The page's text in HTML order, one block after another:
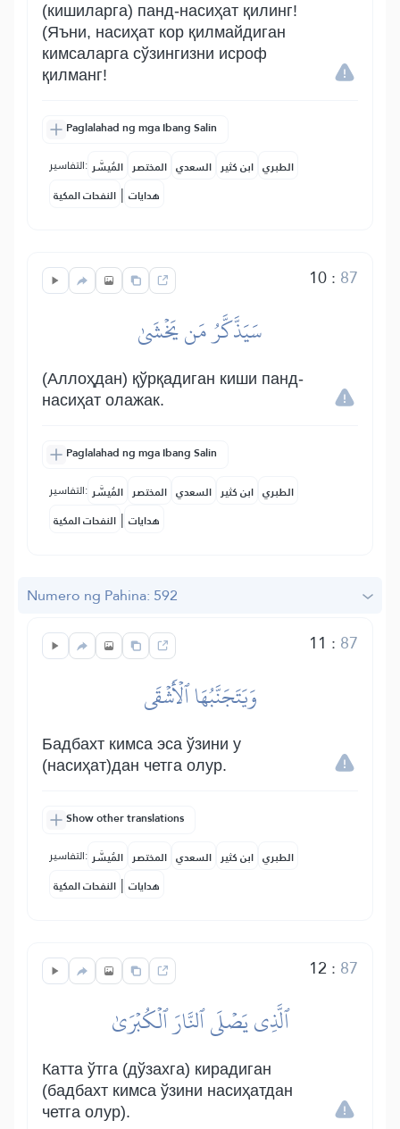
(кишиларга) панд-насиҳат қилинг!
(Яъни, насиҳат кор қилмайдиган
кимсаларга сўзингизни исроф
қилманг!
Paglalahad ng mga Ibang Salin
التفاسير: المُيسَّر المختصر السعدي ابن كثير الطبري
النفحات المكية | هدايات
10: 87
سَيَذَّكَّرُ مَن يَخۡشَىٰ
(Аллоҳдан) қўрқадиган киши панд-
насиҳат олажак.
Paglalahad ng mga Ibang Salin
التفاسير: المُيسَّر المختصر السعدي ابن كثير الطبري
النفحات المكية | هدايات
Numero ng Pahina: 592
11 : 87
وَيَتَجَنَّبُهَا ٱلۡأَشۡقَى
Бадбахт кимса эса ўзини у
(насиҳат)дан четга олур.
Show other translations
التفاسير: المُيسَّر المختصر السعدي ابن كثير الطبري
النفحات المكية | هدايات
12 : 87
ٱلَّذِي يَصۡلَى ٱلنَّارَ ٱلۡكُبۡرَىٰ
Катта ўтга (дўзахга) кирадиган
(бадбахт кимса ўзини насиҳатдан
четга олур).